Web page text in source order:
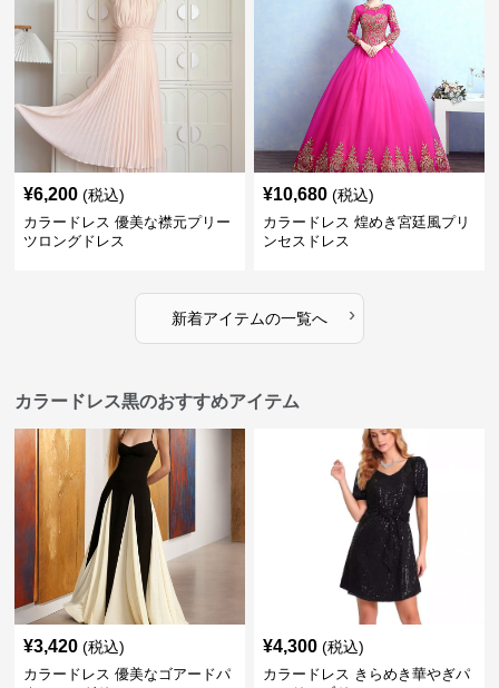
¥6,200 (税込)
カラードレス 優美な襟元プリー
ツロングドレス
¥10,680 (税込)
カラードレス 煌めき宮廷風プリ
ンセスドレス
新着アイテムの一覧へ ›
カラードレス黒のおすすめアイテム
¥3,420 (税込)
カラードレス 優美なゴアードパ
¥4,300 (税込)
カラードレス きらめき華やぎパ